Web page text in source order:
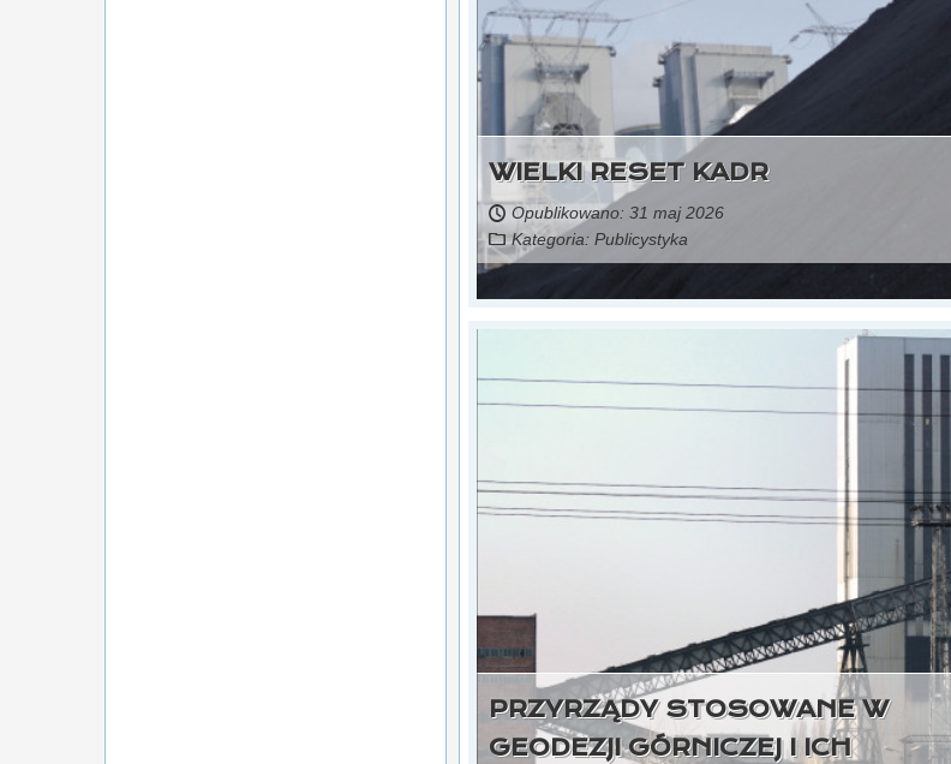
WIELKI RESET KADR
Opublikowano: 31 maj 2026
Kategoria: Publicystyka
PRZYRZĄDY STOSOWANE W
GEODEZJI GÓRNICZEJ I ICH
o stanie miasta. Sztandarowa inwestycja powstaje
na terenie kopalni Wieczorek